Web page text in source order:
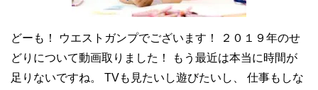
どーも！ ウエストガンプでございます！ ２０１９年のせ
どりについて動画取りました！ もう最近は本当に時間が
足りないですね。 TVも見たいし遊びたいし、 仕事もしな